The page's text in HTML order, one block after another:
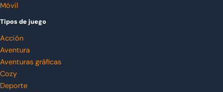
Móvil
Tipos de juego
Acción
Aventura
Aventuras gráficas
Cozy
Deporte